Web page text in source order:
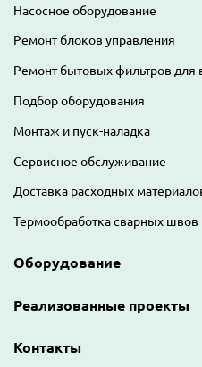
Насосное оборудование
Ремонт блоков управления
Ремонт бытовых фильтров для
Подбор оборудования
Монтаж и пуск-наладка
Сервисное обслуживание
Доставка расходных
Термообработка сварных швов
Оборудование
Реализованные проекты
Контакты